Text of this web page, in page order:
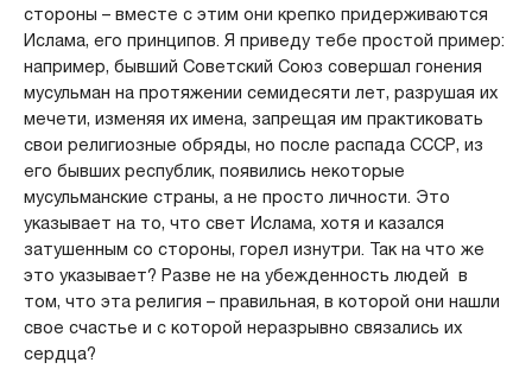
стороны – вместе с этим они крепко придерживаются
Ислама, его принципов. Я приведу тебе простой пример:
например, бывший Советский Союз совершал гонения
мусульман на протяжении семидесяти лет, разрушая их
мечети, изменяя их имена, запрещая им практиковать
свои религиозные обряды, но после распада СССР, из
его бывших республик, появились некоторые
мусульманские страны, а не просто личности. Это
указывает на то, что свет Ислама, хотя и казался
затушенным со стороны, горел изнутри. Так на что же
это указывает? Разве не на убежденность людей в
том, что эта религия – правильная, в которой они нашли
свое счастье и с которой неразрывно связались их
сердца?